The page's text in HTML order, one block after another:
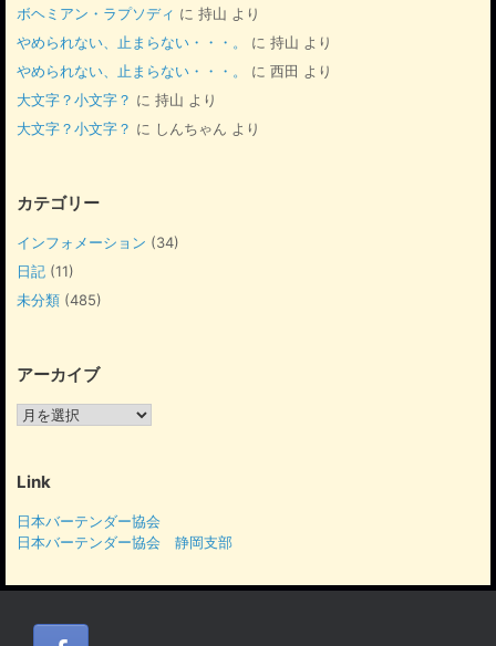
ボヘミアン・ラプソディ に 持山 より
やめられない、止まらない・・・。
に 持山 より
やめられない、止まらない・・・。
に 西田 より
大文字？小文字？ に 持山 より
大文字？小文字？ に しんちゃん より
カテゴリー
インフォメーション (34)
日記 (11)
未分類 (485)
アーカイブ
ア
イ
Link
日本バーテンダー協会
日本バーテンダー協会 静岡支部